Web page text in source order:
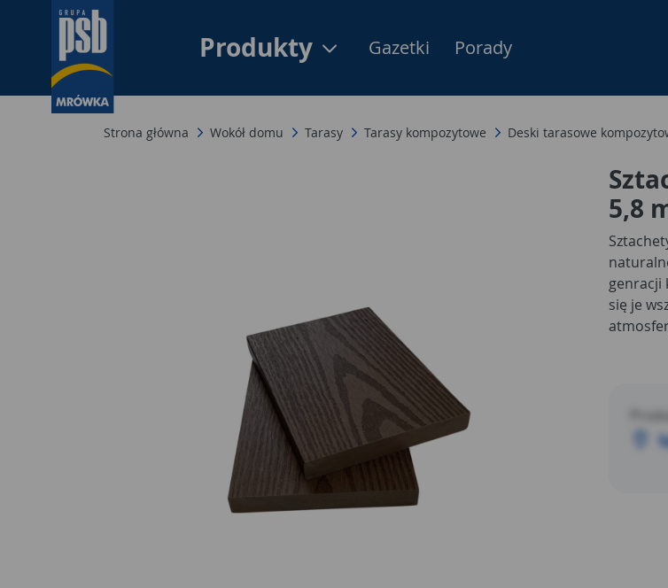
Produkty Menu
Gazetki Porady
Strona główna Wokół domu Tarasy Tarasy kompozytowe Deski tarasowe
5,8
genracji
się je